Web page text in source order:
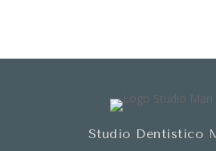
Studio Dentistico